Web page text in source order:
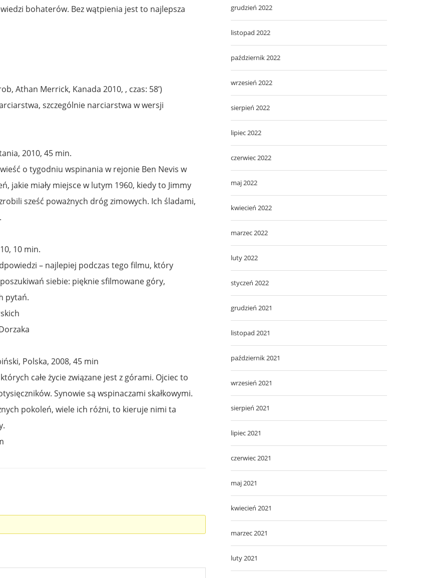
bohaterów. Bez wątpienia jest to najlepsza
Athan Merrick, Kanada 2010, , czas: 58’)
szczególnie narciarstwa w wersji
2010, 45 min.
o tygodniu wspinania w rejonie Ben Nevis w
jakie miały miejsce w lutym 1960, kiedy to Jimmy
sześć poważnych dróg zimowych. Ich śladami,
10 min.
– najlepiej podczas tego filmu, który
siebie: pięknie sfilmowane góry,
pytań.
Polska, 2008, 45 min
całe życie związane jest z górami. Ojciec to
Synowie są wspinaczami skałkowymi.
pokoleń, wiele ich różni, to kieruje nimi ta
grudzień 2022
listopad 2022
październik 2022
wrzesień 2022
sierpień 2022
lipiec 2022
czerwiec 2022
maj 2022
kwiecień 2022
marzec 2022
luty 2022
styczeń 2022
grudzień 2021
listopad 2021
październik 2021
wrzesień 2021
sierpień 2021
lipiec 2021
czerwiec 2021
maj 2021
kwiecień 2021
marzec 2021
luty 2021